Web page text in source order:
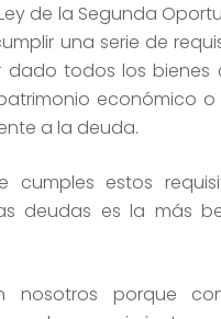
de la Segunda
una serie de
todos los bienes
económico o
a la deuda.
cumples estos
deudas es la más
nosotros porque